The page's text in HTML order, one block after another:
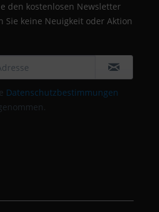
den kostenlosen Newsletter
Sie keine Neuigkeit oder Aktion
Datenschutzbestimmungen